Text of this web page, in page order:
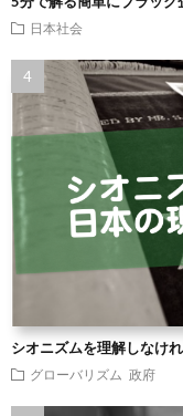
日本社会
シオニズムを理解しなけ
グローバリズム 政府